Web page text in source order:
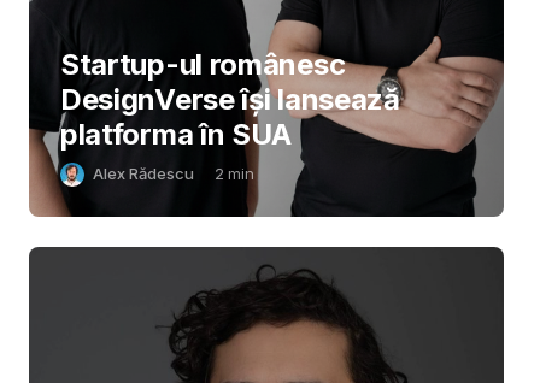
Startup-ul românesc
DesignVerse își lansează
platforma în SUA
Alex Rădescu 2 min